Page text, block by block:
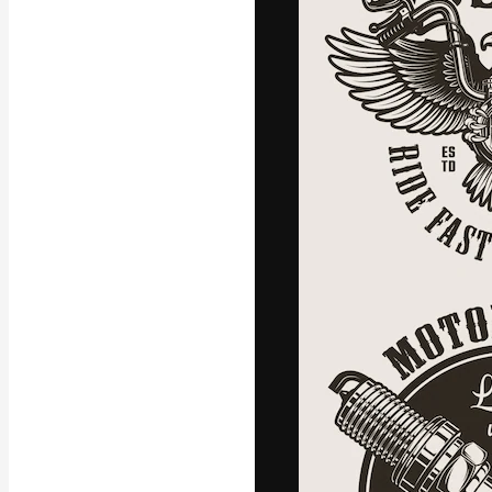
La piattaforma
migliori lavori.
creativi,
Italiano
Copyright © 2010-